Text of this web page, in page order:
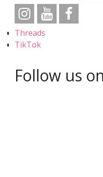
Threads
TikTok
Follow us